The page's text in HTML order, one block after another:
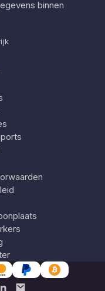
binnen